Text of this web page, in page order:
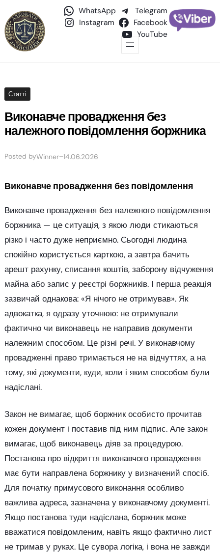
WhatsApp
Telegram
Instagram
Facebook
YouTube
Статті
Виконавче провадження без
належного повідомлення боржника
Posted byWinner–14.06.2026
Виконавче провадження без повідомлення
Виконавче провадження без належного повідомлення
боржника — це ситуація, з якою люди стикаються
різко і часто дуже неприємно. Сьогодні людина
спокійно користується карткою, а завтра бачить
арешт рахунку, списання коштів, заборону відчуження
майна або запис у реєстрі боржників. І перша реакція
зазвичай однакова: «Я нічого не отримував». Як
адвокатка, я одразу уточнюю: не отримували
фактично чи виконавець не направив документи
належним способом. Це різні речі. У виконавчому
провадженні право тримається не на відчуттях, а на
тому, які документи, куди, коли і яким способом були
надіслані.
Закон не вимагає, щоб боржник особисто прочитав
кожен документ і поставив під ним підпис. Але закон
вимагає, щоб виконавець діяв за процедурою.
Постанова про відкриття виконавчого провадження
має бути направлена боржнику у визначений спосіб.
Для початку примусового виконання особливо
важлива адреса, зазначена у виконавчому документі.
Якщо постанова туди надіслана, боржник може
вважатися повідомленим, навіть якщо фактично лист
не тримав у руках. Це сувора логіка, і вона не завжди